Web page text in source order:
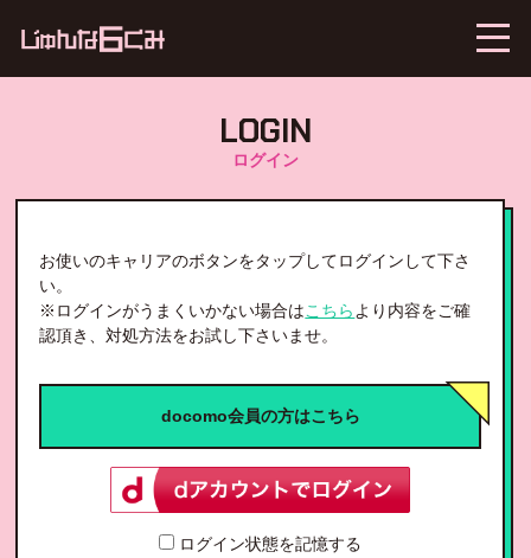
LOGIN
ログイン
お使いのキャリアのボタンをタップしてログインして下さ
い。
※ログインがうまくいかない場合はこちら より内容をご確
認頂き、対処方法をお試し下さいませ。
docomo会員の方はこちら
ログイン状態を記憶する